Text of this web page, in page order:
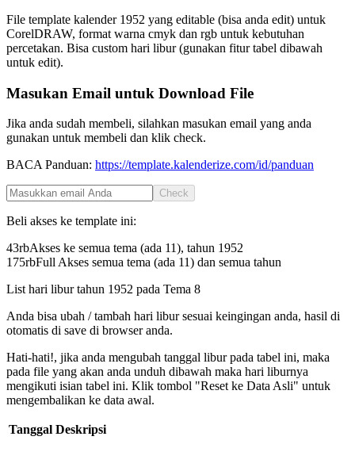
File template kalender 1952 yang editable (bisa anda edit) untuk
CorelDRAW, format warna cmyk dan rgb untuk kebutuhan
percetakan. Bisa custom hari libur (gunakan fitur tabel dibawah
untuk edit).
Masukan Email untuk Download File
Jika anda sudah membeli, silahkan masukan email yang anda
gunakan untuk membeli dan klik check.
BACA Panduan: https://template.kalenderize.com/id/panduan
Check
Beli akses ke template ini:
43rbAkses ke semua tema (ada 11), tahun 1952
175rbFull Akses semua tema (ada 11) dan semua tahun
List hari libur tahun 1952 pada Tema 8
Anda bisa ubah / tambah hari libur sesuai keingingan anda, hasil di
otomatis di save di browser anda.
Hati-hati!, jika anda mengubah tanggal libur pada tabel ini, maka
pada file yang akan anda unduh dibawah maka hari liburnya
mengikuti isian tabel ini. Klik tombol "Reset ke Data Asli" untuk
mengembalikan ke data awal.
Tanggal Deskripsi